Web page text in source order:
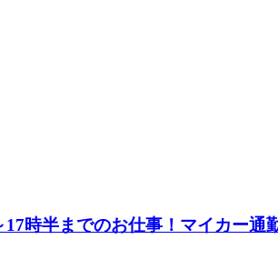
時半までのお仕事！マイカー通